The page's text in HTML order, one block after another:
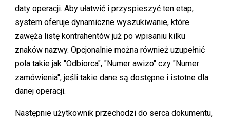
daty operacji. Aby ułatwić i przyspieszyć ten etap,
system oferuje dynamiczne wyszukiwanie, które
zawęża listę kontrahentów już po wpisaniu kilku
znaków nazwy. Opcjonalnie można również uzupełnić
pola takie jak "Odbiorca", "Numer awizo" czy "Numer
zamówienia", jeśli takie dane są dostępne i istotne dla
danej operacji.
Następnie użytkownik przechodzi do serca dokumentu,